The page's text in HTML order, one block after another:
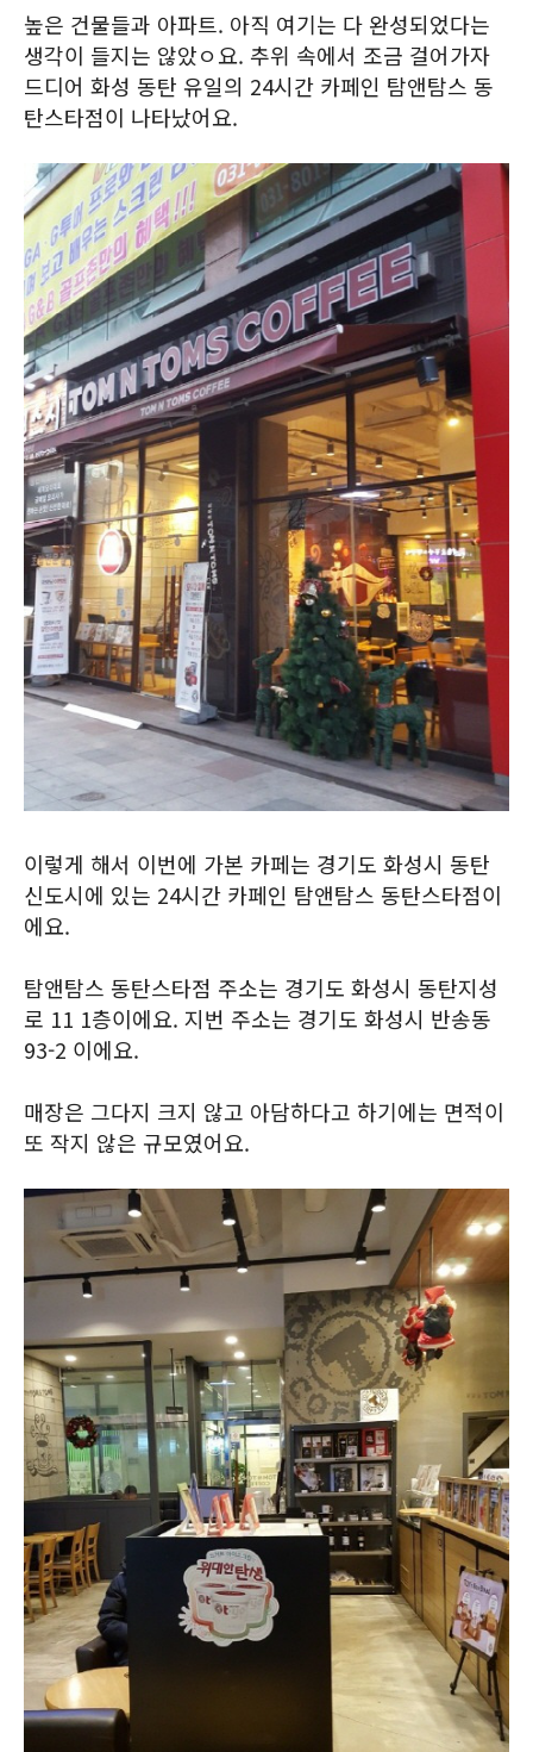
높은 건물들과 아파트. 아직 여기는 다 완성되었다는
생각이 들지는 않았ㅇ요. 추위 속에서 조금 걸어가자
드디어 화성 동탄 유일의 24시간 카페인 탐앤탐스 동
탄스타점이 나타났어요.
이렇게 해서 이번에 가본 카페는 경기도 화성시 동탄
신도시에 있는 24시간 카페인 탐앤탐스 동탄스타점이
에요.
탐앤탐스 동탄스타점 주소는 경기도 화성시 동탄지성
로 11 1층이에요. 지번 주소는 경기도 화성시 반송동
93-2 이에요.
매장은 그다지 크지 않고 아담하다고 하기에는 면적이
또 작지 않은 규모였어요.